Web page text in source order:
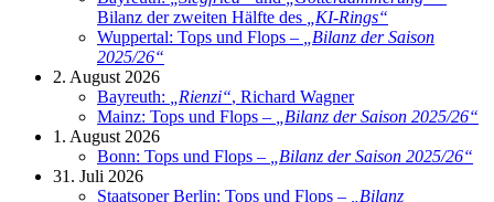
Bilanz der zweiten Hälfte des
KI-Rings“
Wuppertal: Tops und Flops –
Bilanz der Saison
2025/26“
2. August 2026
Bayreuth:
Rienzi“, Richard Wagner
Mainz: Tops und Flops –
Bilanz der Saison 2025/26“
1. August 2026
Bonn: Tops und Flops –
Bilanz der Saison 2025/26“
31. Juli 2026
Staatsoper Berlin: Tops und Flops –
Bilanz